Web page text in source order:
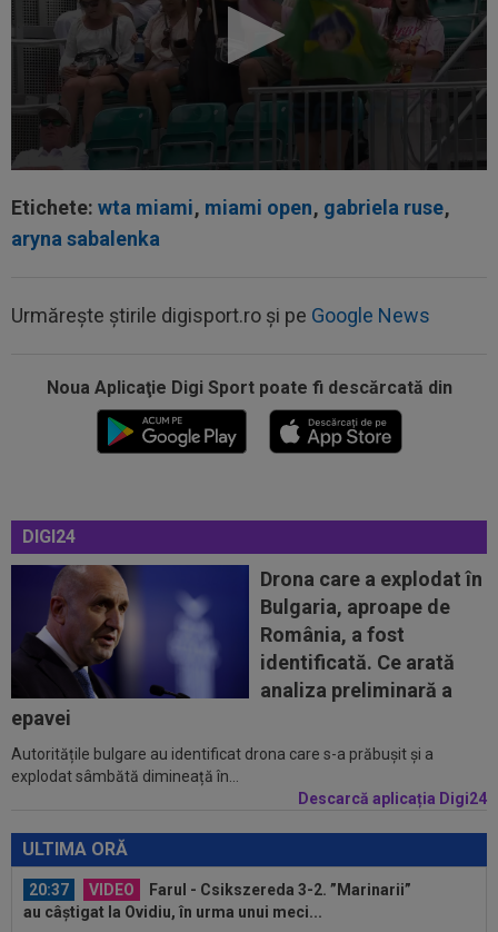
Etichete: wta miami, miami open, gabriela ruse,
aryna sabalenka
Urmărește știrile digisport.ro și pe Google News
Noua Aplicaţie Digi Sport poate fi descărcată din
DIGI24
Drona care a explodat în
Bulgaria, aproape de
România, a fost
identificată. Ce arată
analiza preliminară a
epavei
Autoritățile bulgare au identificat drona care s-a prăbușit și a
explodat sâmbătă dimineață în...
Descarcă aplicația Digi24
ULTIMA ORĂ
România U18 s-a calificat în finala
Campionatului European! Victorie mare la...
20:19
PSG - Manchester United 1-1. Amical de cinci
stele pentru Regina Europei...
20:03
Andrei Rațiu, pus ”la zid” în Spania după
Ipswich - Rayo 3-0: ”Călcâiul lui...
Cel mai bogat om din Ucraina i-a zis în față
unui român: ”Nu vrem să te mai...
21:13
Antrenorul de la Csikszereda a rămas fără
explicații, după 2-3 cu Farul: ”Total...
Șumudică!
20:37 VIDEO
Farul - Csikszereda 3-2. ”Marinarii”
au câștigat la Ovidiu, în urma unui meci...